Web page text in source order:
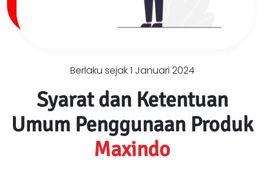
Berlaku sejak 1 Januari 2024
Syarat dan Ketentuan
Umum Penggunaan Produk
Maxindo